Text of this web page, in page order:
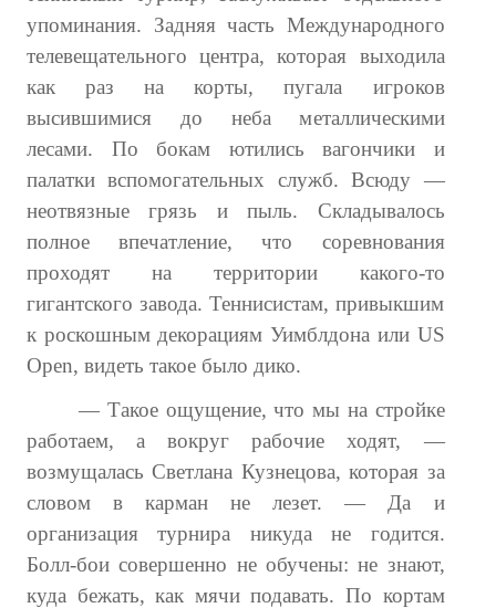
упоминания. Задняя часть Международного
телевещательного центра, которая выходила
как раз на корты, пугала игроков
высившимися до неба металлическими
лесами. По бокам ютились вагончики и
палатки вспомогательных служб. Всюду —
неотвязные грязь и пыль. Складывалось
полное впечатление, что соревнования
проходят на территории какого-то
гигантского завода. Теннисистам, привыкшим
к роскошным декорациям Уимблдона или US
Open, видеть такое было дико.
— Такое ощущение, что мы на стройке
работаем, а вокруг рабочие ходят, —
возмущалась Светлана Кузнецова, которая за
словом в карман не лезет. — Да и
организация турнира никуда не годится.
Болл-бои совершенно не обучены: не знают,
куда бежать, как мячи подавать. По кортам